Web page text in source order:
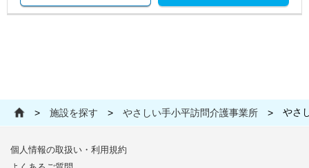
> 施設を探す > やさしい手小平訪問介護事業所 > やさ
個人情報の取扱い・利用規約